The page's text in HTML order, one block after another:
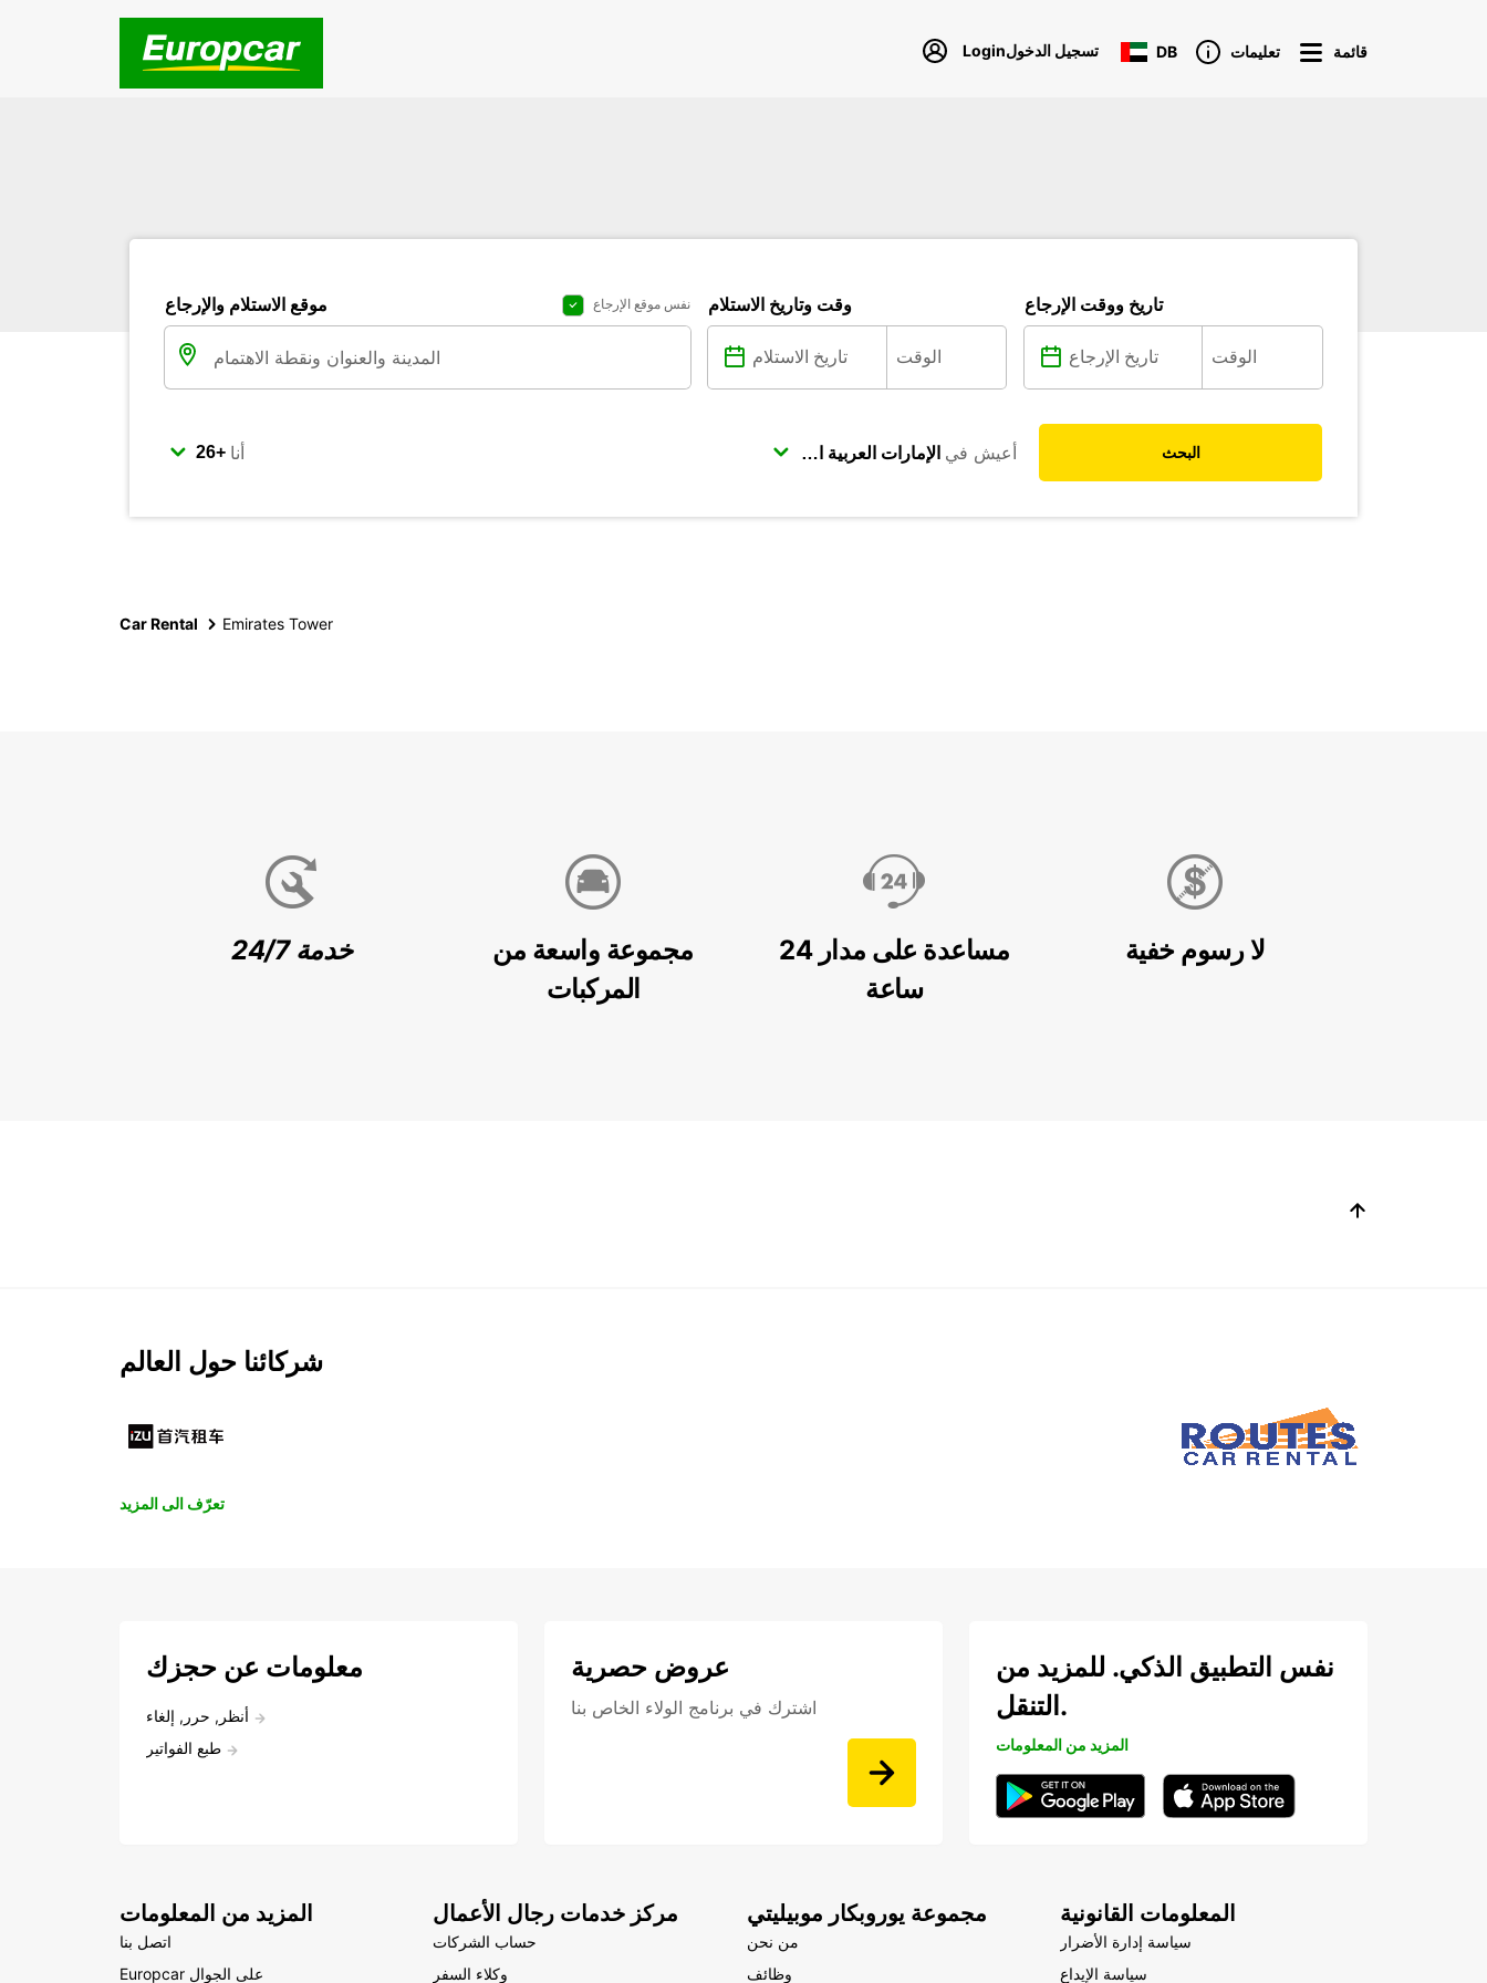
Loginتسجيل الدخول DB تعليمات قائمة
موقع الاستلام والإرجاع نفس موقع الإرجاع وقت وتاريخ الاستلام تاريخ ووقت الإرجاع
أنا أعيش في البحث
Car Rental Emirates Tower
لا رسوم خفية
مساعدة على مدار 24
ساعة
مجموعة واسعة من
المركبات
خدمة 24/7
شركائنا حول العالم
تعرّف الى المزيد
معلومات عن حجزك
أنظر, حرر, إلغاء
طبع الفواتير
عروض حصرية
اشترك في برنامج الولاء الخاص بنا
نفس التطبيق الذكي. للمزيد من
التنقل.
المزيد من المعلومات
المزيد من المعلومات
اتصل بنا
Europcar على الجوال
مركز خدمات رجال الأعمال
حساب الشركات
وكلاء السفر
مجموعة يوروبكار موبيليتي
من نحن
وظائف
المعلومات القانونية
سياسة إدارة الأضرار
سياسة الإيداع